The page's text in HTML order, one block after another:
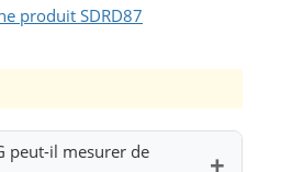
produit SDRD87
peut-il mesurer de